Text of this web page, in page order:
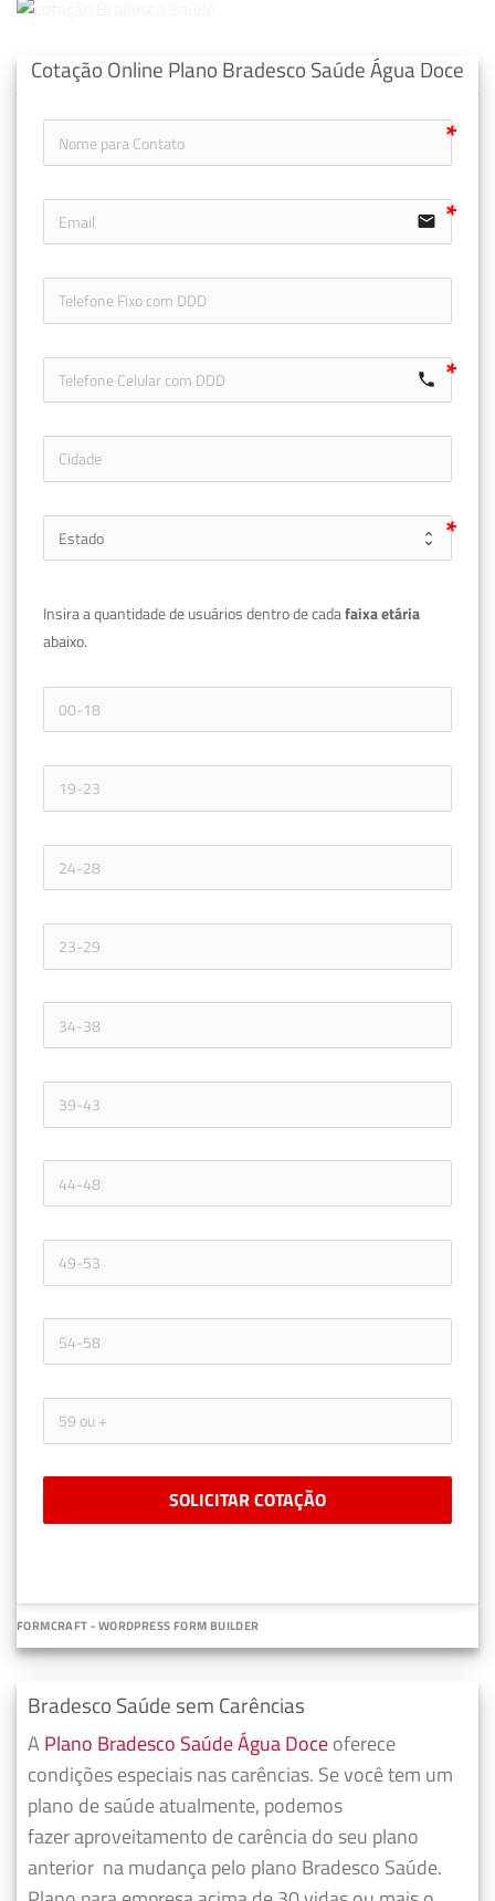
Cotação Online Plano Bradesco Saúde Água Doce
email
call
Insira a quantidade de usuários dentro de cada
abaixo.
SOLICITAR COTAÇÃO
FORMCRAFT - WORDPRESS FORM BUILDER
Bradesco Saúde sem Carências
A Plano Bradesco Saúde Água Doceoferece
condições especiais nas carências. Se você tem um
plano de saúde atualmente, podemos
fazeraproveitamento de carência do seu plano
anterior na mudança pelo plano Bradesco Saúde.